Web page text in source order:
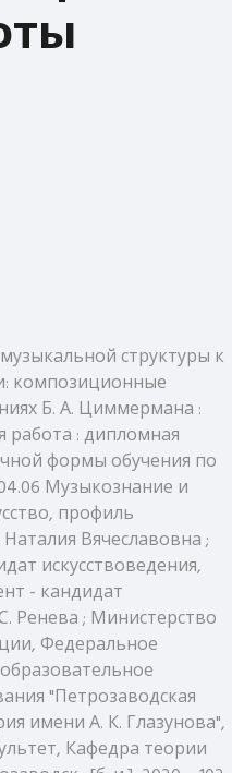
структуры к
композиционные
Б. А. Циммермана :
работа : дипломная
формы обучения по
Музыкознание и
профиль
Вячеславовна ;
искусствоведения,
- кандидат
Ренева ; Министерство
Федеральное
"Петрозаводская
имени А. К. Глазунова",
Кафедра теории